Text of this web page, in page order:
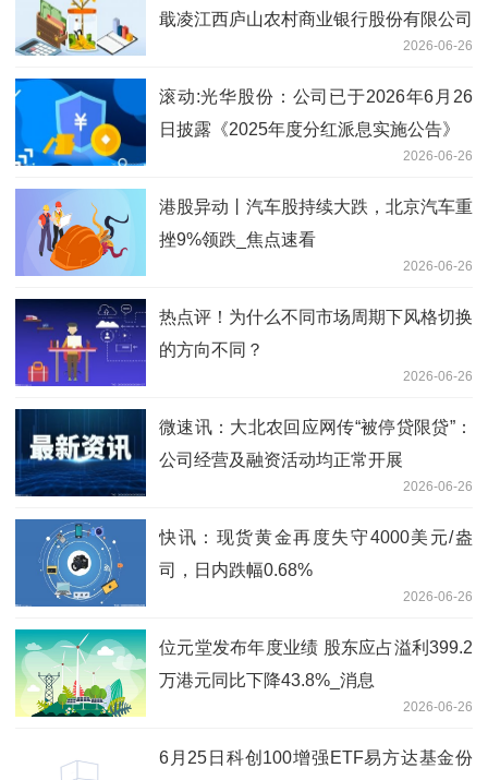
戢凌江西庐山农村商业银行股份有限公司
2026-06-26
滚动:光华股份：公司已于2026年6月26
日披露《2025年度分红派息实施公告》
2026-06-26
港股异动丨汽车股持续大跌，北京汽车重
挫9%领跌_焦点速看
2026-06-26
热点评！为什么不同市场周期下风格切换
的方向不同？
2026-06-26
微速讯：大北农回应网传“被停贷限贷”：
公司经营及融资活动均正常开展
2026-06-26
快讯：现货黄金再度失守4000美元/盎
司，日内跌幅0.68%
2026-06-26
位元堂发布年度业绩 股东应占溢利399.2
万港元同比下降43.8%_消息
2026-06-26
6月25日科创100增强ETF易方达基金份